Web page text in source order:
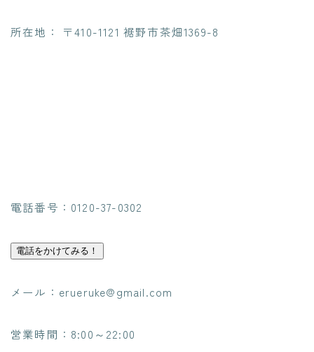
所在地： 〒410-1121 裾野市茶畑1369-8
電話番号：0120-37-0302
電話をかけてみる！
メール：erueruke@gmail.com
営業時間：8:00～22:00